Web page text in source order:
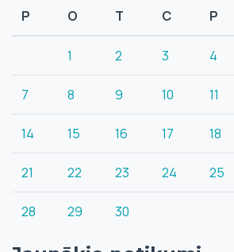
P O T C P
1 2 3 4
7 8 9 10 11
14 15 16 17 18
21 22 23 24 25
28 29 30